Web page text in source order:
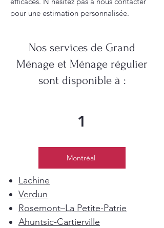
pour une estimation personnalisée.
Nos services de Grand
Ménage et Ménage régulier
sont disponible à :
1
Montréal
Lachine
Verdun
Rosemont–La Petite-Patrie
Ahuntsic-Cartierville